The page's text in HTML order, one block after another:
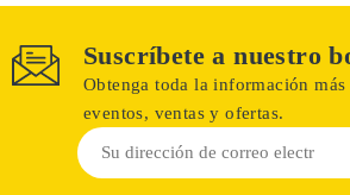
Suscríbete a nuestro
Obtenga toda la información más
eventos, ventas y ofertas.